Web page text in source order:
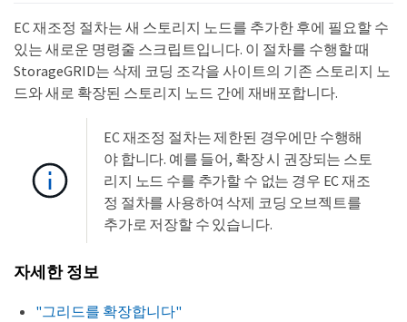
EC 재조정 절차는 새 스토리지 노드를 추가한 후에 필요할 수
있는 새로운 명령줄 스크립트입니다. 이 절차를 수행할 때
StorageGRID는 삭제 코딩 조각을 사이트의 기존 스토리지 노
드와 새로 확장된 스토리지 노드 간에 재배포합니다.
EC 재조정 절차는 제한된 경우에만 수행해
야 합니다. 예를 들어, 확장 시 권장되는 스토
리지 노드 수를 추가할 수 없는 경우 EC 재조
정 절차를 사용하여 삭제 코딩 오브젝트를
추가로 저장할 수 있습니다.
자세한 정보
"그리드를 확장합니다"